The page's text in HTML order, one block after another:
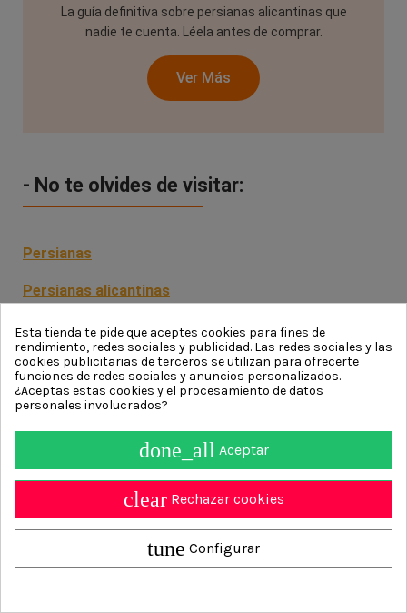
La guía definitiva sobre persianas alicantinas que
nadie te cuenta. Léela antes de comprar.
Ver Más
- No te olvides de visitar:
Persianas
Persianas alicantinas
Persianas de madera
Persianas Triangulares
Esta tienda te pide que aceptes cookies para fines de
rendimiento, redes sociales y publicidad. Las redes sociales y las
cookies publicitarias de terceros se utilizan para ofrecerte
funciones de redes sociales y anuncios personalizados.
¿Aceptas estas cookies y el procesamiento de datos
personales involucrados?
done_all Aceptar
clear Rechazar cookies
tune Configurar